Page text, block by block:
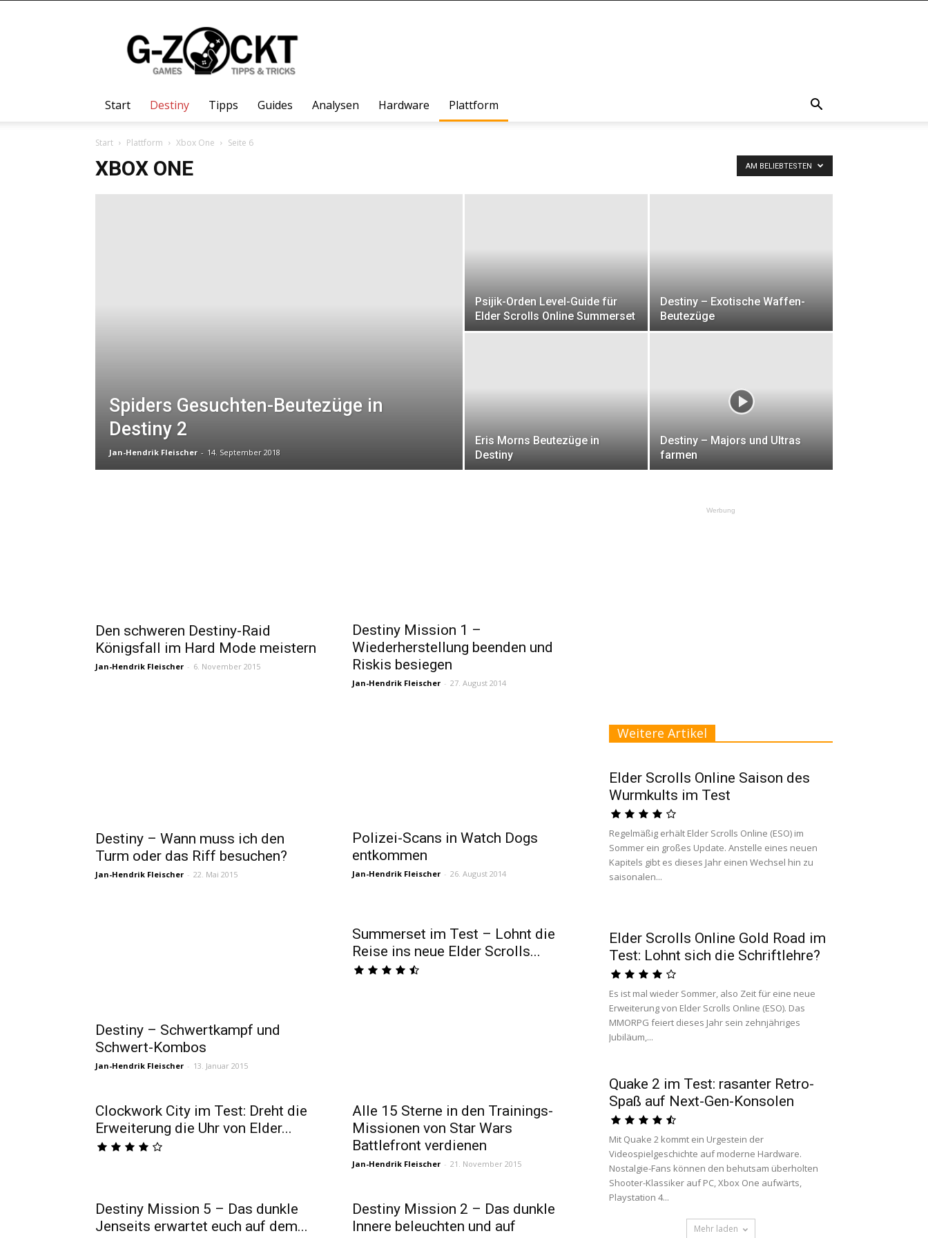
Zockt.DE
Start Destiny Tipps Guides Analysen Hardware Plattform
Start Plattform Xbox One Seite 6
XBOX ONE AM BELIEBTESTEN
Spiders Gesuchten-Beutezüge in
Destiny 2
Jan-Hendrik Fleischer - 14. September 2018
Psijik-Orden Level-Guide für
Elder Scrolls Online Summerset
Destiny – Exotische Waffen-
Beutezüge
Eris Morns Beutezüge in
Destiny
Destiny – Majors und Ultras
farmen
Den schweren Destiny-Raid
Königsfall im Hard Mode meistern
Jan-Hendrik Fleischer - 6. November 2015
Destiny Mission 1 –
Wiederherstellung beenden und
Riskis besiegen
Jan-Hendrik Fleischer - 27. August 2014
Destiny – Wann muss ich den
Turm oder das Riff besuchen?
Jan-Hendrik Fleischer - 22. Mai 2015
Polizei-Scans in Watch Dogs
entkommen
Jan-Hendrik Fleischer - 26. August 2014
Destiny – Schwertkampf und
Schwert-Kombos
Jan-Hendrik Fleischer - 13. Januar 2015
Summerset im Test – Lohnt die
Reise ins neue Elder Scrolls...
Clockwork City im Test: Dreht die
Erweiterung die Uhr von Elder...
Alle 15 Sterne in den Trainings-
Missionen von Star Wars
Battlefront verdienen
Jan-Hendrik Fleischer - 21. November 2015
Destiny Mission 5 – Das dunkle
Jenseits erwartet euch auf dem...
Destiny Mission 2 – Das dunkle
Innere beleuchten und auf
Werbung
Weitere Artikel
Elder Scrolls Online Saison des
Wurmkults im Test
Regelmäßig erhält Elder Scrolls Online (ESO) im
Sommer ein großes Update. Anstelle eines neuen
Kapitels gibt es dieses Jahr einen Wechsel hin zu
saisonalen...
Elder Scrolls Online Gold Road im
Test: Lohnt sich die Schriftlehre?
Es ist mal wieder Sommer, also Zeit für eine neue
Erweiterung von Elder Scrolls Online (ESO). Das
MMORPG feiert dieses Jahr sein zehnjähriges
Jubiläum,...
Quake 2 im Test: rasanter Retro-
Spaß auf Next-Gen-Konsolen
Mit Quake 2 kommt ein Urgestein der
Videospielgeschichte auf moderne Hardware.
Nostalgie-Fans können den behutsam überholten
Shooter-Klassiker auf PC, Xbox One aufwärts,
Playstation 4...
Mehr laden